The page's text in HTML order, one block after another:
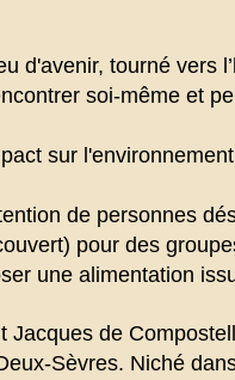
d'avenir, tourné vers
soi-même et
sur
de personnes
pour des
une alimentation
de
Sèvres. Niché